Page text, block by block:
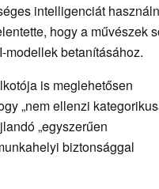
intelligenciát
hogy a művészek
modellek betanításához.
is meglehetősen
„nem ellenzi
„egyszerűen
biztonsággal